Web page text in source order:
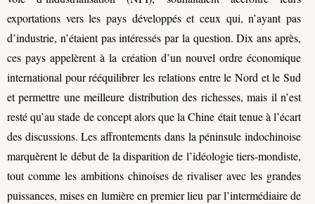
exportations vers les pays développés et ceux qui, n’ayant pas
d’industrie, n’étaient pas intéressés par la question. Dix ans après,
ces pays appelèrent à la création d’un nouvel ordre économique
international pour rééquilibrer les relations entre le Nord et le Sud
et permettre une meilleure distribution des richesses, mais il n’est
resté qu’au stade de concept alors que la Chine était tenue à l’écart
des discussions. Les affrontements dans la péninsule indochinoise
marquèrent le début de la disparition de l’idéologie tiers-mondiste,
tout comme les ambitions chinoises de rivaliser avec les grandes
puissances, mises en lumière en premier lieu par l’intermédiaire de